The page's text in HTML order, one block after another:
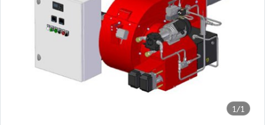
1/1